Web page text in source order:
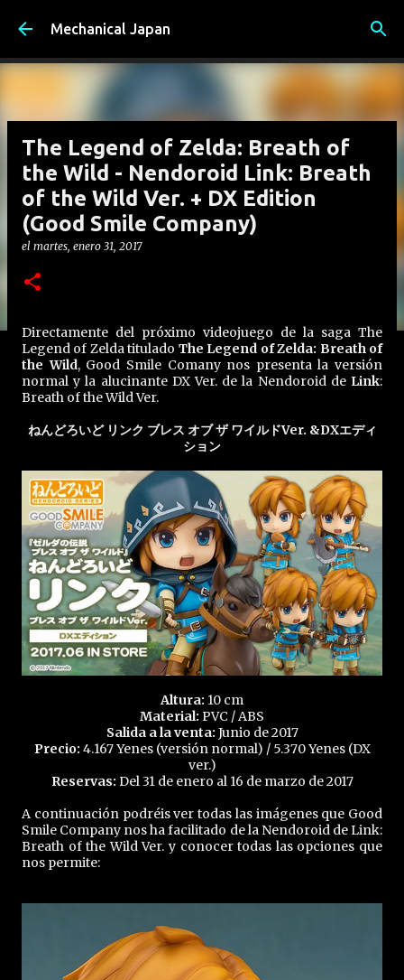
Ir al contenido principal
Mechanical Japan
The Legend of Zelda: Breath of
the Wild - Nendoroid Link: Breath
of the Wild Ver. + DX Edition
(Good Smile Company)
el martes, enero 31, 2017
Directamente del próximo videojuego de la saga The
Legend of Zelda titulado The Legend of Zelda: Breath of
the Wild, Good Smile Comany nos presenta la versión
normal y la alucinante DX Ver. de la Nendoroid de Link:
Breath of the Wild Ver.
ねんどろいど リンク ブレス オブ ザ ワイルドVer. &DXエディ
ション
Altura: 10 cm
Material: PVC / ABS
Salida a la venta: Junio de 2017
Precio: 4.167 Yenes (versión normal) / 5.370 Yenes (DX
ver.)
Reservas: Del 31 de enero al 16 de marzo de 2017
A continuación podréis ver todas las imágenes que Good
Smile Company nos ha facilitado de la Nendoroid de Link:
Breath of the Wild Ver. y conocer todas las opciones que
nos permite: